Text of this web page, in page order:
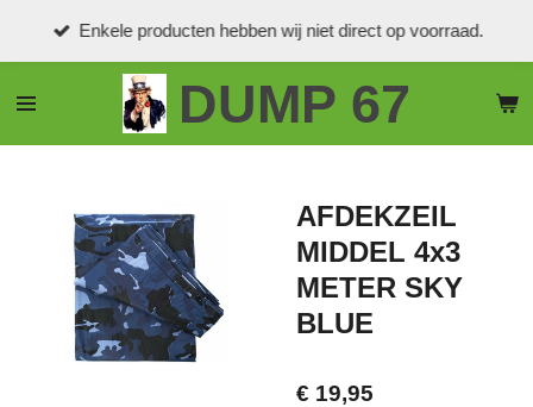
de
DUMP 67
Enkele producten hebben wij niet direct op voorraad.
AFDEKZEIL
MIDDEL 4x3
METER SKY
BLUE
€ 19,95